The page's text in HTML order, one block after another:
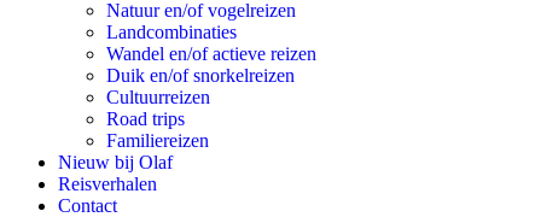
Natuur en/of vogelreizen
Landcombinaties
Wandel en/of actieve reizen
Duik en/of snorkelreizen
Cultuurreizen
Road trips
Familiereizen
Nieuw bij Olaf
Reisverhalen
Contact